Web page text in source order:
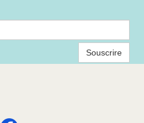
Souscrire